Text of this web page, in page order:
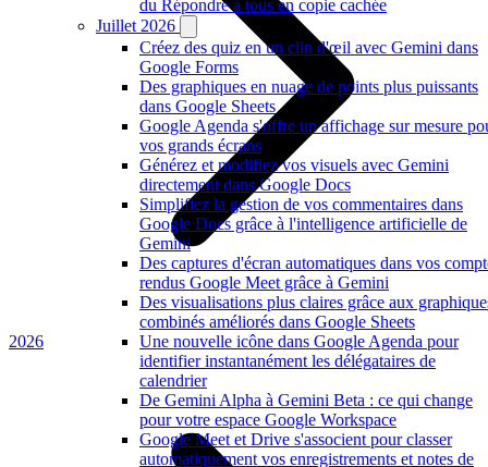
du Répondre à tous en copie cachée
Juillet 2026
Créez des quiz en un clin d'œil avec Gemini dans
Google Forms
Des graphiques en nuage de points plus puissants
dans Google Sheets
Google Agenda s'offre un affichage sur mesure
vos grands écrans
Générez et modifiez vos visuels avec Gemini
directement dans Google Docs
Simplifiez la gestion de vos commentaires dans
Google Docs grâce à l'intelligence artificielle de
Gemini
Des captures d'écran automatiques dans vos
rendus Google Meet grâce à Gemini
Des visualisations plus claires grâce aux
combinés améliorés dans Google Sheets
Une nouvelle icône dans Google Agenda pour
identifier instantanément les délégataires de
calendrier
De Gemini Alpha à Gemini Beta : ce qui change
pour votre espace Google Workspace
Google Meet et Drive s'associent pour classer
automatiquement vos enregistrements et notes de
2026